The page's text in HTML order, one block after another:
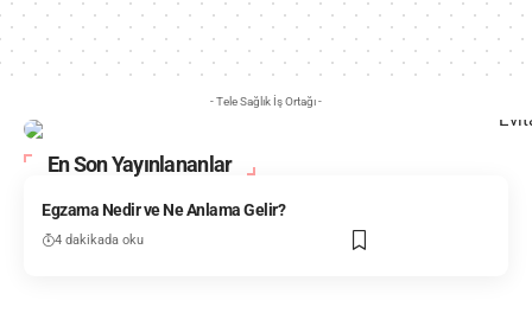
- Tele Sağlık İş Ortağı -
En Son Yayınlananlar
Egzama Nedir ve Ne Anlama Gelir?
4 dakikada oku